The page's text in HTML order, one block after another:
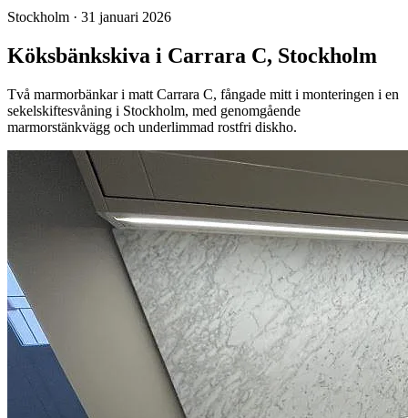
Stockholm · 31 januari 2026
Köksbänkskiva i Carrara C, Stockholm
Två marmorbänkar i matt Carrara C, fångade mitt i monteringen i en
sekelskiftesvåning i Stockholm, med genomgående
marmorstänkvägg och underlimmad rostfri diskho.